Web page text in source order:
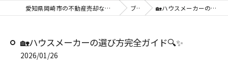
愛知県岡崎市の不動産売却ならセンチュリー21 W不動産販売 ブログ 🏡ハウスメーカーの選び方完全ガイド🔍✨
🏡ハウスメーカーの選び方完全ガイド🔍✨
2026/01/26